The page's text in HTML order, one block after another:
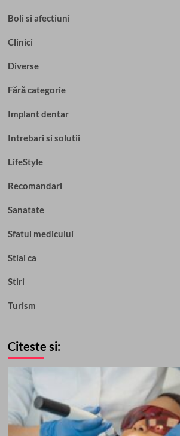
Boli si afectiuni
Clinici
Diverse
Fără categorie
Implant dentar
Intrebari si solutii
LifeStyle
Recomandari
Sanatate
Sfatul medicului
Stiai ca
Stiri
Turism
Citeste si: